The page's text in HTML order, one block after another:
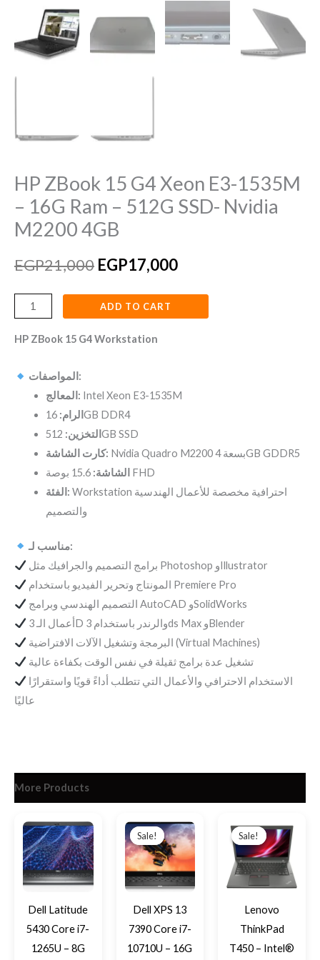
HP ZBook 15 G4 Xeon E3-1535M
– 16G Ram – 512G SSD- Nvidia
M2200 4GB
EGP21,000 EGP17,000
HP ZBook 15 G4 Workstation
المواصفات:
المعالج: Intel Xeon E3-1535M
الرام: 16GB DDR4
التخزين: 512GB SSD
كارت الشاشة:
Nvidia Quadro M2200 بسعة 4GB GDDR5
الشاشة: 15.6 بوصة FHD
الفئة: Workstation احترافية مخصصة للأعمال الهندسية
والتصميم
مناسب لـ:
برامج التصميم والجرافيك مثل Photoshop وIllustrator
المونتاج وتحرير الفيديو باستخدام Premiere Pro
التصميم الهندسي وبرامج AutoCAD وSolidWorks
أعمال الـ 3D والرندر باستخدام 3ds Max وBlender
البرمجة وتشغيل الآلات الافتراضية (Virtual Machines)
تشغيل عدة برامج ثقيلة في نفس الوقت بكفاءة عالية
عاليًا
Nvidia
M2200
ADD TO CART
More Products
Dell Latitude
5430 Core i7-
1265U – 8G
Sale!
Sale!
Dell XPS 13
7390 Core i7-
10710U – 16G
price
was:
EGP23,900.
price
is:
EGP17,300.
Sale!
Sale!
Lenovo
ThinkPad
T450 – Intel®
price
was:
EGP8,199.
price
is:
EGP7,900.